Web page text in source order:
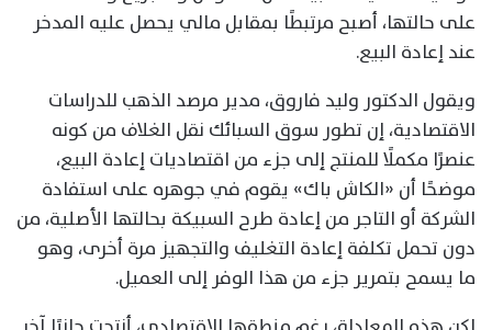
على حالتها، أصبح مرتبطًا بمقابل مالي يحصل عليه المدخر
عند إعادة البيع.
ويقول الدكتور وليد فاروق، مدير مرصد الذهب للدراسات
الاقتصادية، إن تطور سوق السبائك نقل الغلاف من كونه
عنصرًا مكملًا للمنتج إلى جزء من اقتصاديات إعادة البيع،
موضحًا أن «الكاش باك» يقوم في جوهره على استفادة
الشركة أو التاجر من إعادة طرح السبيكة بحالتها الأصلية، من
دون تحمل تكلفة إعادة التغليف والتجهيز مرة أخرى، وهو
ما يسمح بتمرير جزء من هذا الوفر إلى العميل.